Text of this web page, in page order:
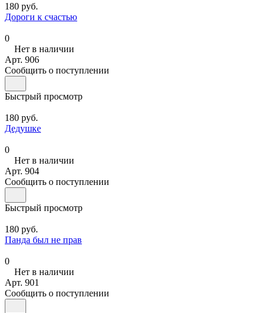
180 руб.
Дороги к счастью
0
Нет в наличии
Арт. 906
Сообщить о поступлении
Быстрый просмотр
180 руб.
Дедушке
0
Нет в наличии
Арт. 904
Сообщить о поступлении
Быстрый просмотр
180 руб.
Панда был не прав
0
Нет в наличии
Арт. 901
Сообщить о поступлении